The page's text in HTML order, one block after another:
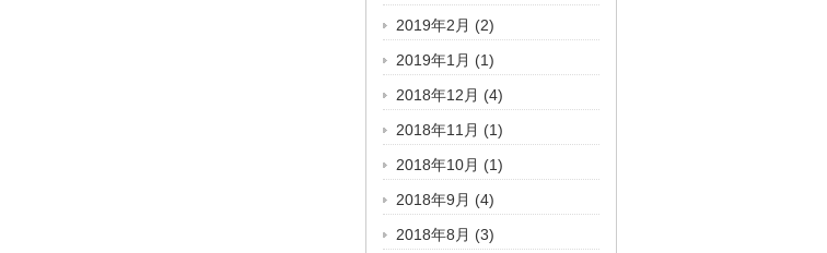
2019年2月 (2)
2019年1月 (1)
2018年12月 (4)
2018年11月 (1)
2018年10月 (1)
2018年9月 (4)
2018年8月 (3)